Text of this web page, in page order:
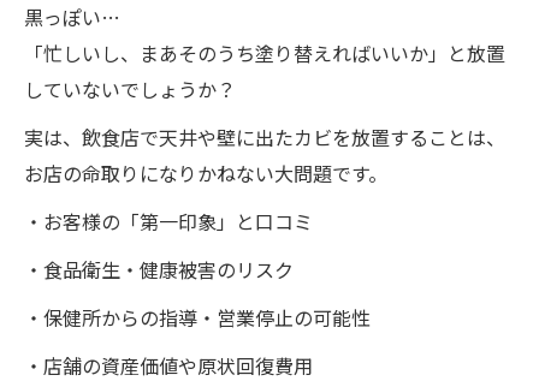
黒っぽい…
「忙しいし、まあそのうち塗り替えればいいか」と放置
していないでしょうか？
実は、飲食店で天井や壁に出たカビを放置することは、
お店の命取りになりかねない大問題です。
・お客様の「第一印象」と口コミ
・食品衛生・健康被害のリスク
・保健所からの指導・営業停止の可能性
・店舗の資産価値や原状回復費用